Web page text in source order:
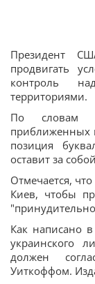
Президент
продвигать
контроль
территориями.
По словам
приближенных
позиция
оставит за
Отмечается,
Киев, чтобы
Как написано
украинского
должен
Уиткоффом.